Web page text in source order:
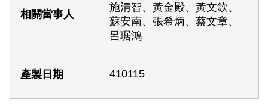
施清智、黃金殿、黃文欽、
蘇安南、張希炳、蔡文章、
呂琚鴻
410115